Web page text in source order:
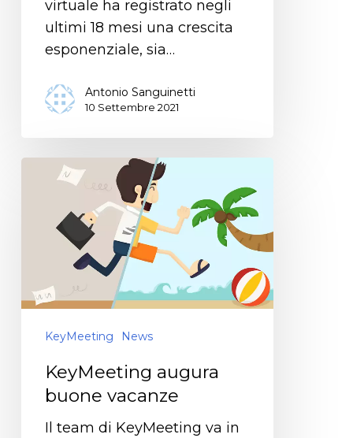
virtuale ha registrato negli
ultimi 18 mesi una crescita
esponenziale, sia…
Antonio Sanguinetti
10 Settembre 2021
KeyMeeting News
KeyMeeting augura
buone vacanze
Il team di KeyMeeting va in